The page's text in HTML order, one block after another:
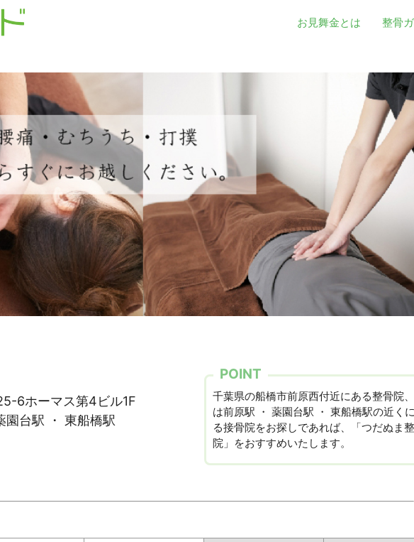
お見舞金とは 整骨
6ホーマス第4ビル1F
園台駅 ・ 東船橋駅
POINT
千葉県の船橋市前原西付近にある整骨院
は前原駅 ・ 薬園台駅 ・ 東船橋駅の近く
る接骨院をお探しであれば、「つだぬま
院」をおすすめいたします。